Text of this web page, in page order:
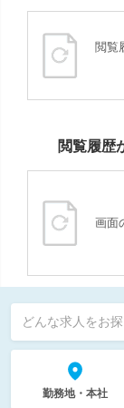
閲覧
閲覧履歴
画面
どんな求人をお
勤務地・本社